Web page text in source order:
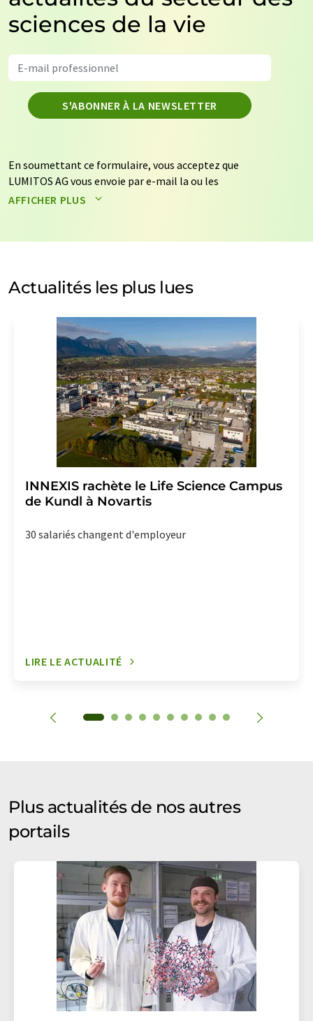
sciences de la vie
S'ABONNER À LA NEWSLETTER
En soumettant ce formulaire, vous acceptez que
LUMITOS AG vous envoie par e-mail la ou les
newsletters sélectionnées ci-dessus. Vos données ne
protection des données. LUMITOS peut vous contacter
et d'opinion. Vous pouvez à tout moment révoquer
votre consentement sans indication de motifs à
Allemagne ou par e-mail à
effet pour l'avenir. De plus, chaque courriel contient un
lien pour se désabonner de la newsletter
correspondante.
AFFICHER PLUS
Actualités les plus lues
INNEXIS rachète le Life Science Campus
de Kundl à Novartis
30 salariés changent d'employeur
LIRE LE ACTUALITÉ
Plus actualités de nos autres
portails